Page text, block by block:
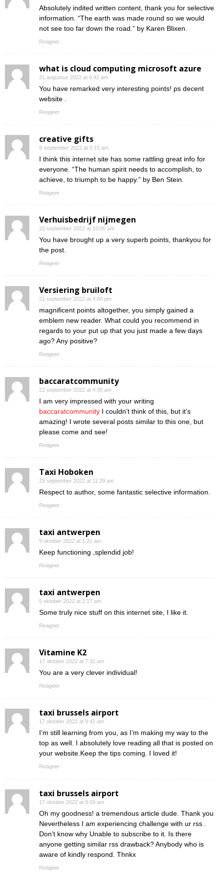
Absolutely indited written content, thank you for selective
information. “The earth was made round so we would
not see too far down the road.” by Karen Blixen.
Reageer
what is cloud computing microsoft azure
31 augustus 2022 at 6:42 am
You have remarked very interesting points! ps decent
website .
Reageer
creative gifts
9 september 2022 at 5:15 am
I think this internet site has some rattling great info for
everyone. “The human spirit needs to accomplish, to
achieve, to triumph to be happy.” by Ben Stein.
Reageer
Verhuisbedrijf nijmegen
20 september 2022 at 10:05 am
You have brought up a very superb points, thankyou for
the post.
Reageer
Versiering bruiloft
21 september 2022 at 4:00 pm
magnificent points altogether, you simply gained a
emblem new reader. What could you recommend in
regards to your put up that you just made a few days
ago? Any positive?
Reageer
baccaratcommunity
22 september 2022 at 4:36 am
I am very impressed with your writing
baccaratcommunity I couldn’t think of this, but it’s
amazing! I wrote several posts similar to this one, but
please come and see!
Reageer
Taxi Hoboken
29 september 2022 at 11:29 am
Respect to author, some fantastic selective information.
Reageer
taxi antwerpen
5 oktober 2022 at 1:31 am
Keep functioning ,splendid job!
Reageer
taxi antwerpen
5 oktober 2022 at 2:17 am
Some truly nice stuff on this internet site, I like it.
Reageer
Vitamine K2
17 oktober 2022 at 7:32 am
You are a very clever individual!
Reageer
taxi brussels airport
17 oktober 2022 at 9:41 am
I’m still learning from you, as I’m making my way to the
top as well. I absolutely love reading all that is posted on
your website.Keep the tips coming. I loved it!
Reageer
taxi brussels airport
17 oktober 2022 at 9:59 am
Oh my goodness! a tremendous article dude. Thank you
Nevertheless I am experiencing challenge with ur rss .
Don’t know why Unable to subscribe to it. Is there
anyone getting similar rss drawback? Anybody who is
aware of kindly respond. Thnkx
Reageer